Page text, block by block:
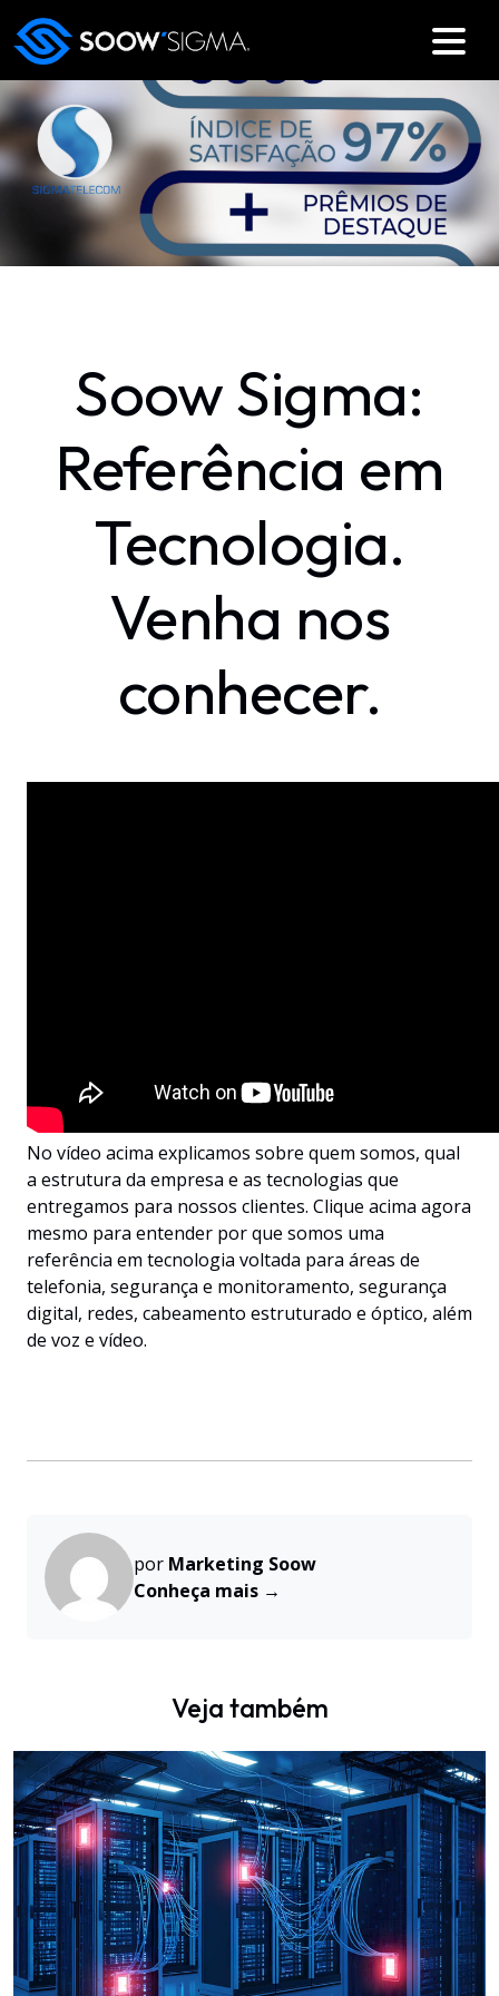
Soow Sigma:
Referência em
Tecnologia.
Venha nos
conhecer.
No vídeo acima explicamos sobre quem somos, qual
a estrutura da empresa e as tecnologias que
entregamos para nossos clientes. Clique acima agora
mesmo para entender por que somos uma
referência em tecnologia voltada para áreas de
telefonia, segurança e monitoramento, segurança
digital, redes, cabeamento estruturado e óptico, além
de voz e vídeo.
por Marketing Soow
Conheça mais →
Veja também